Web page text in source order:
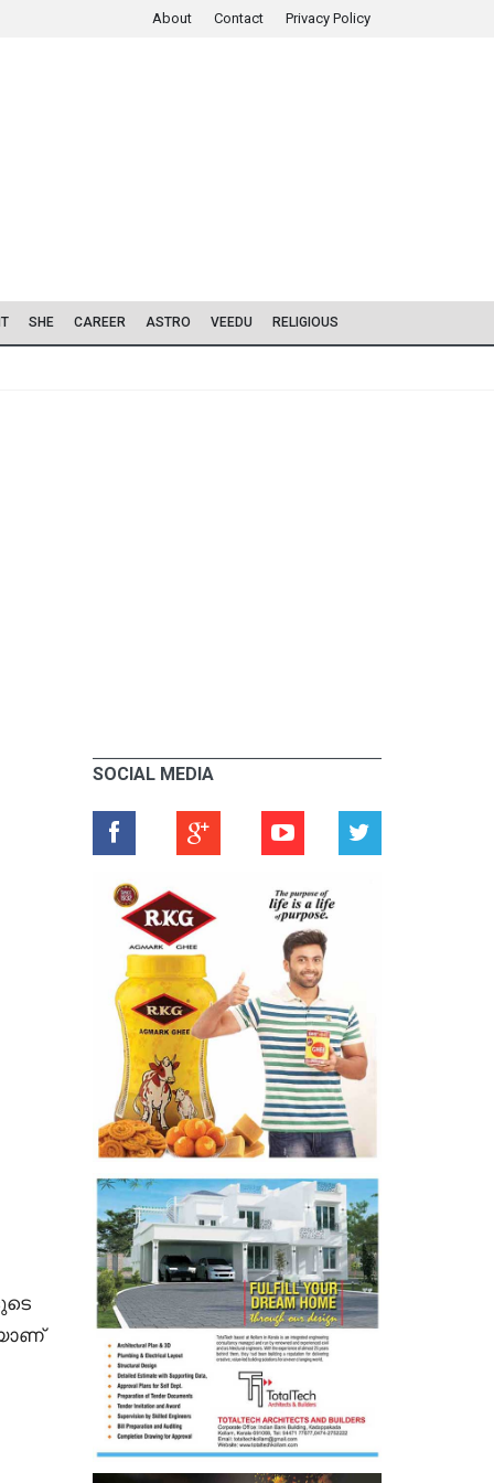
About Contact Privacy Policy
SHE CAREER ASTRO VEEDU RELIGIOUS
SOCIAL MEDIA